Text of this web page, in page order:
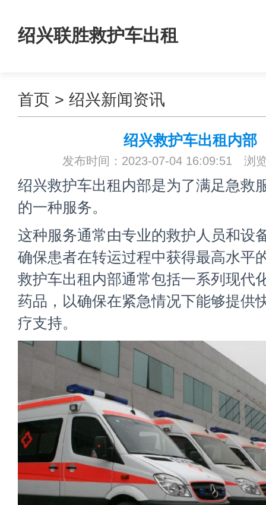
绍兴联胜救护车出租
首页 > 绍兴新闻资讯
绍兴救护车出租内部
发布时间：2023-07-04 16:09:51 浏
绍兴救护车出租内部是为了满足急救
的一种服务。
这种服务通常由专业的救护人员和设
确保患者在转运过程中获得最高水平
救护车出租内部通常包括一系列现代
药品，以确保在紧急情况下能够提供
疗支持。